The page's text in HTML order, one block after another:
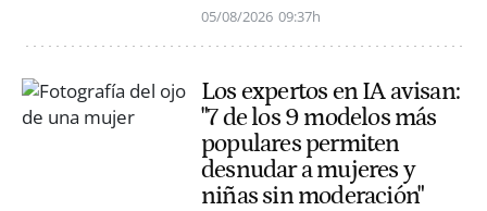
05/08/2026 09:37h
Los expertos en IA avisan:
"7 de los 9 modelos más
populares permiten
desnudar a mujeres y
niñas sin moderación"